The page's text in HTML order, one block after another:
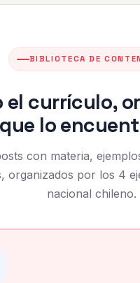
BIBLIOTECA DE
el currículo,
lo
con materia,
organizados por los 4
nacional chileno.